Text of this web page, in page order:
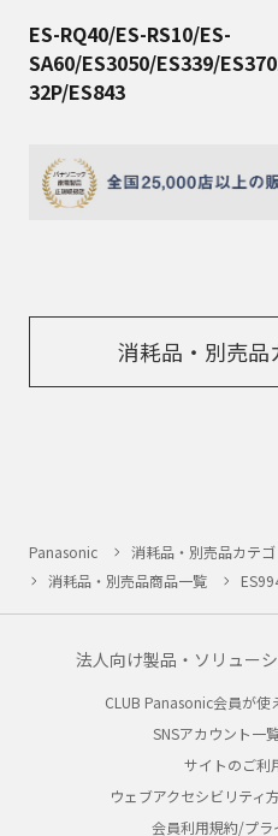
ES-RQ40/ES-RS10/ES-
SA60/ES3050/ES339/
32P/ES843
消耗品・別売品
Panasonic
消耗品・別売品カテ
消耗品・別売品商品一覧
法人向け製品・ソリュー
CLUB Panasonic会員が
SNSアカウント一
サイトのご利
ウェブアクセシビリティ
会員利用規約/プラ